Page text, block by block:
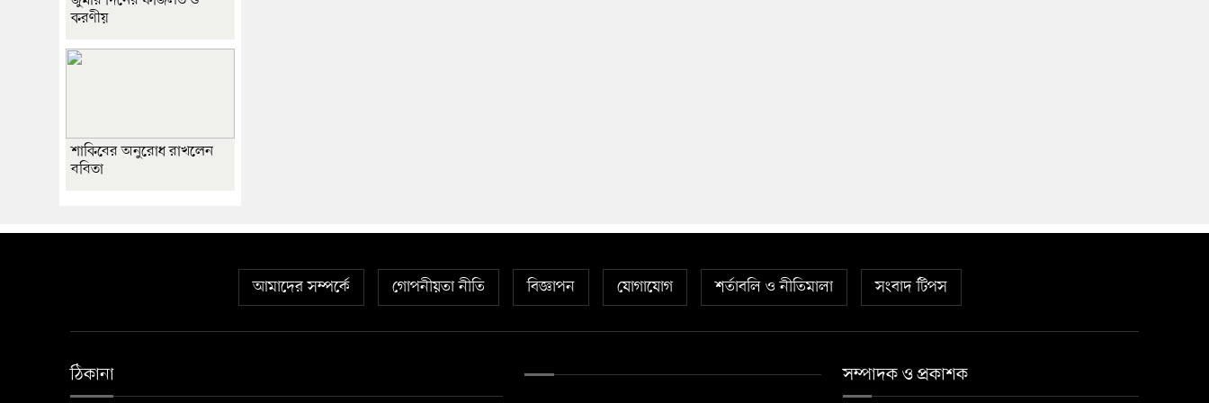
করণীয়
শাকিবের অনুরোধ রাখলেন
ববিতা
আমাদের সম্পর্কে গোপনীয়তা নীতি বিজ্ঞাপন যোগাযোগ শর্তাবলি ও নীতিমালা সংবাদ টিপস
ঠিকানা সম্পাদক ও প্রকাশক